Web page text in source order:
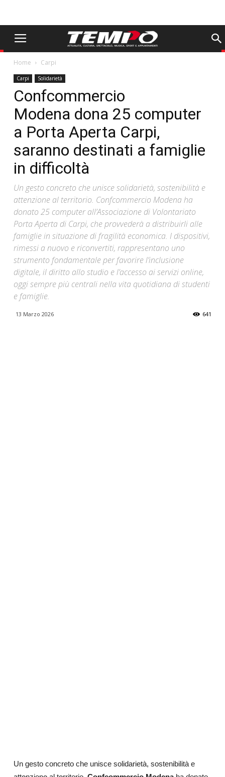
Home Carpi
Carpi Solidarietà
Confcommercio
Modena dona 25 computer
a Porta Aperta Carpi,
saranno destinati a famiglie
in difficoltà
Un gesto concreto che unisce solidarietà, sostenibilità e
attenzione al territorio. Confcommercio Modena ha
donato 25 computer all’Associazione di Volontariato
Porta Aperta di Carpi, che provvederà a distribuirli alle
famiglie in situazione di fragilità economica. I dispositivi,
rimessi a nuovo e riconvertiti, rappresentano uno
strumento fondamentale per favorire l’inclusione
digitale, il diritto allo studio e l’accesso ai servizi online,
oggi sempre più centrali nella vita quotidiana di studenti
e famiglie.
13 Marzo 2026 641
Un gesto concreto che unisce solidarietà, sostenibilità e